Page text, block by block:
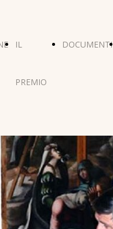
IL
PREMIO
DOCUMENTI